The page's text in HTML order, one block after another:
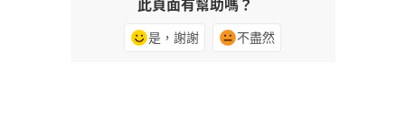
是，謝謝 不盡然